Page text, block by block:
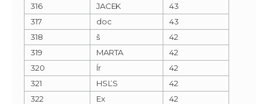
316
JACEK
43
317
doc
43
318
š
42
319
MARTA
42
320
Ír
42
321
HSĽS
42
322
Ex
42